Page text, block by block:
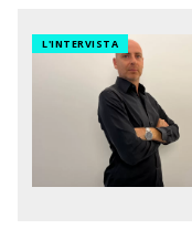
L'INTERVISTA